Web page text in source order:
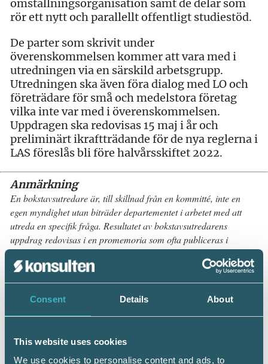
Consent Details About
This website uses cookies
We use cookies to personalise content and ads, to
omställningsorganisation samt de delar som
rör ett nytt och parallellt offentligt studiestöd.
De parter som skrivit under
överenskommelsen kommer att vara med i
utredningen via en särskild arbetsgrupp.
Utredningen ska även föra dialog med LO och
företrädare för små och medelstora företag
vilka inte var med i överenskommelsen.
Uppdragen ska redovisas 15 maj i år och
preliminärt ikraftträdande för de nya reglerna i
LAS föreslås bli före halvårsskiftet 2022.
Anmärkning
En bokstavsutredare är, till skillnad från en kommitté, inte en
egen myndighet utan biträder departementet i arbetet med att
utreda en specifik fråga. Resultatet av bokstavsutredarens
uppdrag redovisas i en promemoria som ofta publiceras i
departementsserien, förkortad Ds.
Kurstips:
LAS anställning och uppsägning –